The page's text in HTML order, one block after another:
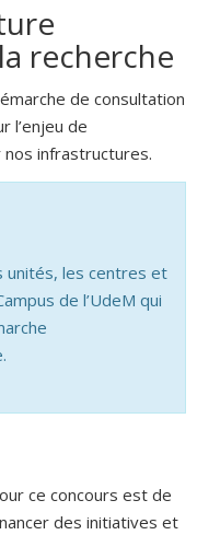
recherche
de consultation
l’enjeu de
nos infrastructures.
unités, les centres et
de l’UdeM qui
ce concours est de
des initiatives et